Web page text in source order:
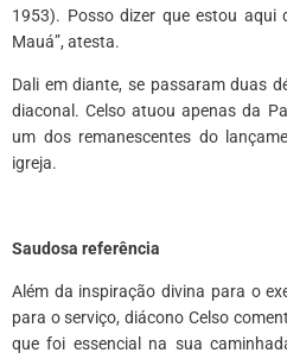
1953). Posso dizer que estou aqui
Mauá”, atesta.
Dali em diante, se passaram duas
diaconal. Celso atuou apenas da
um dos remanescentes do
igreja.
Saudosa referência
Além da inspiração divina para o
para o serviço, diácono Celso
que foi essencial na sua